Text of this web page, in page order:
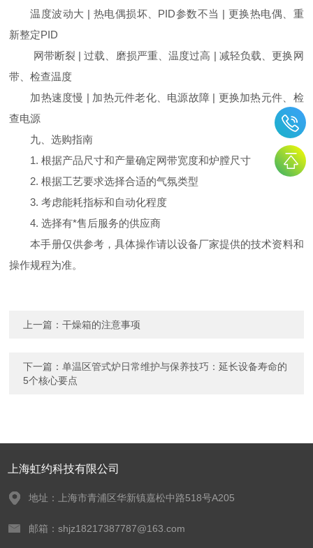
温度波动大 | 热电偶损坏、PID参数不当 | 更换热电偶、重
新整定PID
网带断裂 | 过载、磨损严重、温度过高 | 减轻负载、更换网
带、检查温度
加热速度慢 | 加热元件老化、电源故障 | 更换加热元件、检
查电源
九、选购指南
1. 根据产品尺寸和产量确定网带宽度和炉膛尺寸
2. 根据工艺要求选择合适的气氛类型
3. 考虑能耗指标和自动化程度
4. 选择有*售后服务的供应商
本手册仅供参考，具体操作请以设备厂家提供的技术资料和
操作规程为准。
上一篇：干燥箱的注意事项
下一篇：单温区管式炉日常维护与保养技巧：延长设备寿命的
5个核心要点
上海虹约科技有限公司
地址：上海市青浦区华新镇嘉松中路518号A205
邮箱：shjz18217387787@163.com